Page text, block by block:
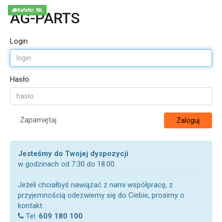
AG-PARTS
Login
Hasło
Zapamiętaj Zaloguj
Jesteśmy do Twojej dyspozycji
w godzinach od 7:30 do 18:00.
Jeżeli chciałbyś nawiązać z nami współpracę, z
przyjemnością odezwiemy się do Ciebie, prosimy o
kontakt:
Tel. 609 180 100
Kafelki: WŁ